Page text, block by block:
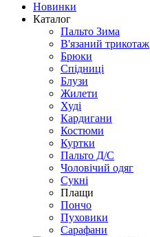
Новинки
Каталог
Пальто Зима
В'язаний трикотаж
Брюки
Спідниці
Блузи
Жилети
Худі
Кардигани
Костюми
Куртки
Пальто Д/С
Чоловічий одяг
Сукні
Плащи
Пончо
Пуховики
Сарафани
XLSX